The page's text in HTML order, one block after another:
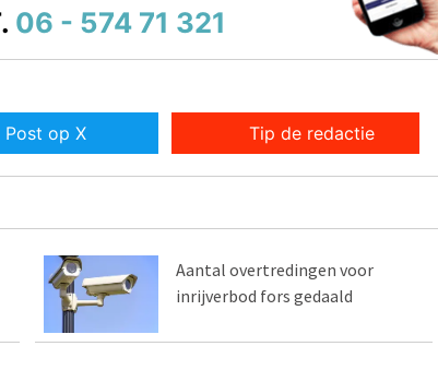
06 - 574 71 321
Post op X Tip de redactie
Aantal overtredingen voor
inrijverbod fors gedaald